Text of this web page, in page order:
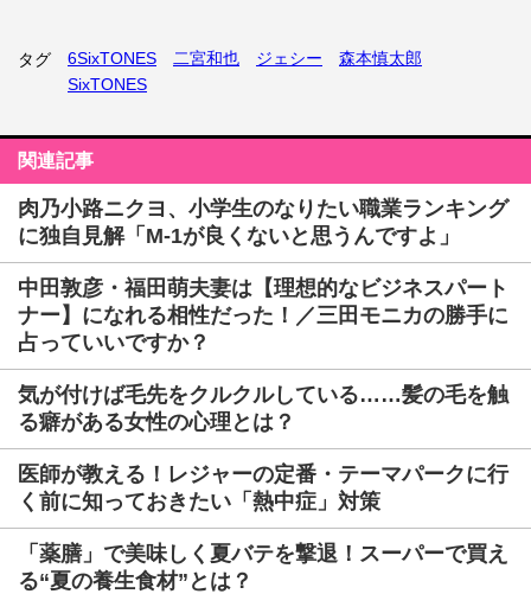
タグ 6SixTONES 二宮和也 ジェシー
森本慎太郎
SixTONES
関連記事
肉乃小路ニクヨ、小学生のなりたい職業ランキング
に独自見解「M-1が良くないと思うんですよ」
中田敦彦・福田萌夫妻は【理想的なビジネスパート
ナー】になれる相性だった！／三田モニカの勝手に
占っていいですか？
気が付けば毛先をクルクルしている……髪の毛を触
る癖がある女性の心理とは？
医師が教える！レジャーの定番・テーマパークに行
く前に知っておきたい「熱中症」対策
「薬膳」で美味しく夏バテを撃退！スーパーで買え
る“夏の養生食材”とは？